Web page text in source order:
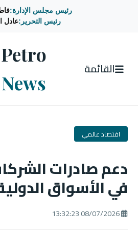
رئيس مجلس الإدارة:
رئيس التحرير:عادل
القائمة
Petro
News
اقتصاد عالمي
دعم صادرات
في الأسواق